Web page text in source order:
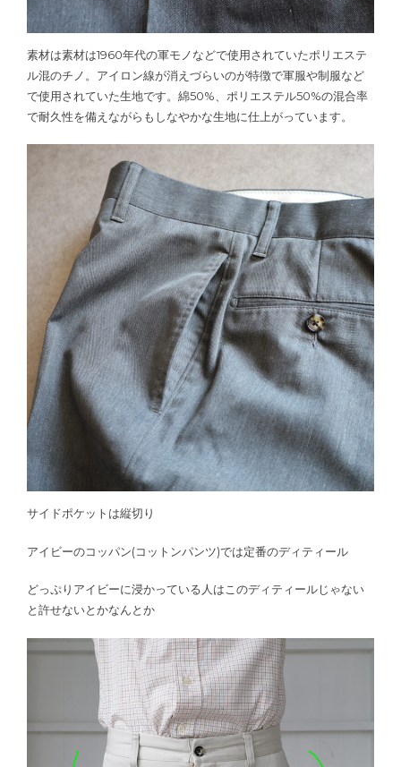
素材は素材は1960年代の軍モノなどで使用されていたポリエステ
ル混のチノ。アイロン線が消えづらいのが特徴で軍服や制服など
で使用されていた生地です。綿50%、ポリエステル50%の混合率
で耐久性を備えながらもしなやかな生地に仕上がっています。
サイドポケットは縦切り
アイビーのコッパン(コットンパンツ)では定番のディティール
どっぷりアイビーに浸かっている人はこのディティールじゃない
と許せないとかなんとか